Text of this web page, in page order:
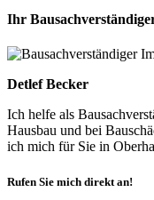
Ihr
Detlef Becker
Ich helfe als
Hausbau und bei
ich mich für Sie in
Rufen Sie mich direkt an!